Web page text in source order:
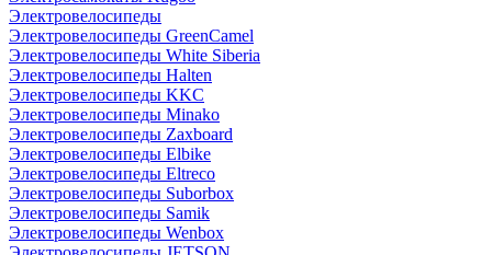
Электровелосипеды
Электровелосипеды GreenCamel
Электровелосипеды White Siberia
Электровелосипеды Halten
Электровелосипеды KKC
Электровелосипеды Minako
Электровелосипеды Zaxboard
Электровелосипеды Elbike
Электровелосипеды Eltreco
Электровелосипеды Suborbox
Электровелосипеды Samik
Электровелосипеды Wenbox